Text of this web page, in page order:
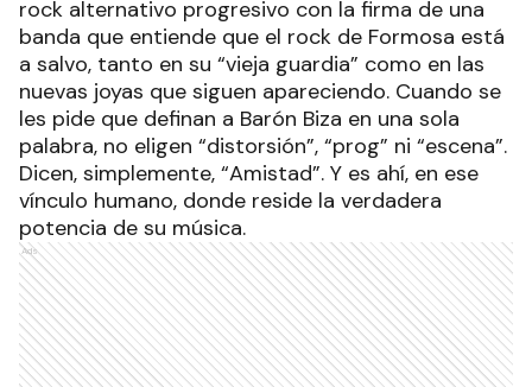
rock alternativo progresivo con la firma de una
banda que entiende que el rock de Formosa está
a salvo, tanto en su “vieja guardia” como en las
nuevas joyas que siguen apareciendo. Cuando se
les pide que definan a Barón Biza en una sola
palabra, no eligen “distorsión”, “prog” ni “escena”.
Dicen, simplemente, “Amistad”. Y es ahí, en ese
vínculo humano, donde reside la verdadera
potencia de su música.
Ads